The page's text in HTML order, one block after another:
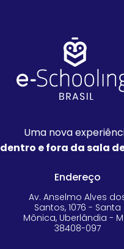
Uma nova
dentro e fora da sala
Endereço
Av. Anselmo Alves
Santos, 1076 - Santa
Mônica, Uberlândia -
38408-097